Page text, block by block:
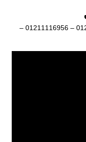
شركة ماكينات التعبئة والتغليف 01211116954 – 01211116956 –